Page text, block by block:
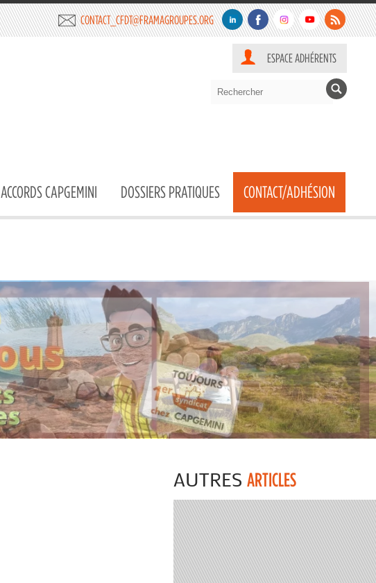
CONTACT_CFDT@FRAMAGROUPES.ORG
ESPACE ADHÉRENTS
ACCORDS CAPGEMINI DOSSIERS PRATIQUES CONTACT/ADHÉSION
AUTRES ARTICLES